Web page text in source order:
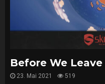
Before We
23. Mai 2021 519